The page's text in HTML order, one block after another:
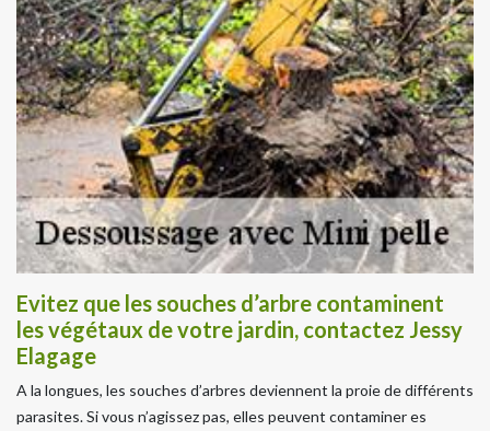
Evitez que les souches d’arbre contaminent
les végétaux de votre jardin, contactez Jessy
Elagage
A la longues, les souches d’arbres deviennent la proie de différents
parasites. Si vous n’agissez pas, elles peuvent contaminer es